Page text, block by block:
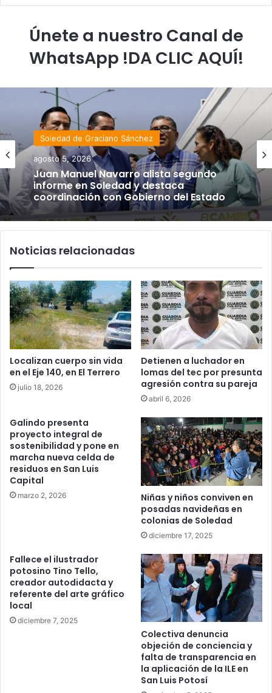
Únete a nuestro Canal de
WhatsApp !DA CLIC AQUÍ!
Soledad de Graciano Sánchez
agosto 5, 2026
Juan Manuel Navarro alista segundo
informe en Soledad y destaca
coordinación con Gobierno del Estado
Noticias relacionadas
Localizan cuerpo sin vida
en el Eje 140, en El Terrero
julio 18, 2026
Detienen a luchador en
lomas del tec por presunta
agresión contra su pareja
abril 6, 2026
Galindo presenta
proyecto integral de
sostenibilidad y pone en
marcha nueva celda de
residuos en San Luis
Capital
marzo 2, 2026
Niñas y niños conviven en
posadas navideñas en
colonias de Soledad
diciembre 17, 2025
Fallece el ilustrador
potosino Tino Tello,
creador autodidacta y
referente del arte gráfico
local
diciembre 7, 2025
Colectiva denuncia
objeción de conciencia y
falta de transparencia en
la aplicación de la ILE en
San Luis Potosí